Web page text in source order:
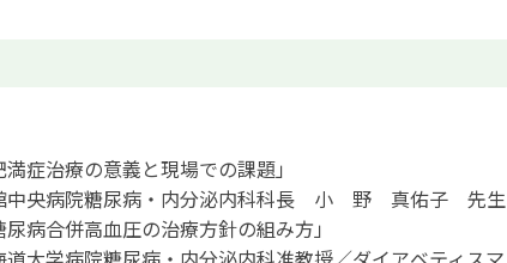
満症治療の意義と現場での課題」
中央病院糖尿病・内分泌内科科長 小 野 真佑子 先生
尿病合併高血圧の治療方針の組み方」